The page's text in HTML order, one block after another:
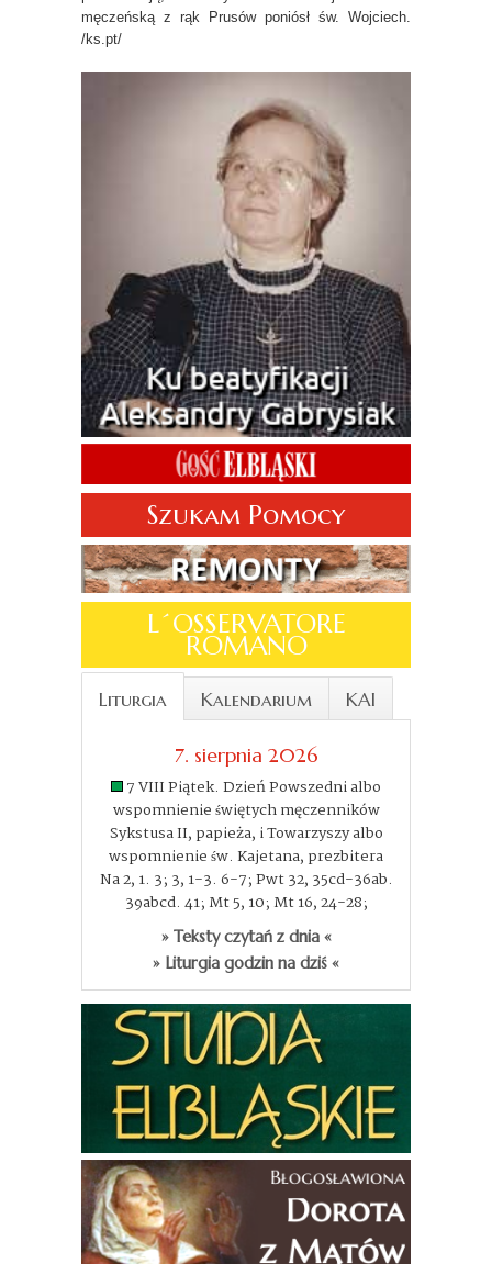
męczeńską z rąk Prusów poniósł św. Wojciech.
/ks.pt/
Szukam Pomocy
L´OSSERVATORE
ROMANO
Liturgia Kalendarium KAI
7. sierpnia 2026
7 VIII Piątek. Dzień Powszedni albo
wspomnienie świętych męczenników
Sykstusa II, papieża, i Towarzyszy albo
wspomnienie św. Kajetana, prezbitera
Na 2, 1. 3; 3, 1-3. 6-7; Pwt 32, 35cd-36ab.
39abcd. 41; Mt 5, 10; Mt 16, 24-28;
» Teksty czytań z dnia «
» Liturgia godzin na dziś «